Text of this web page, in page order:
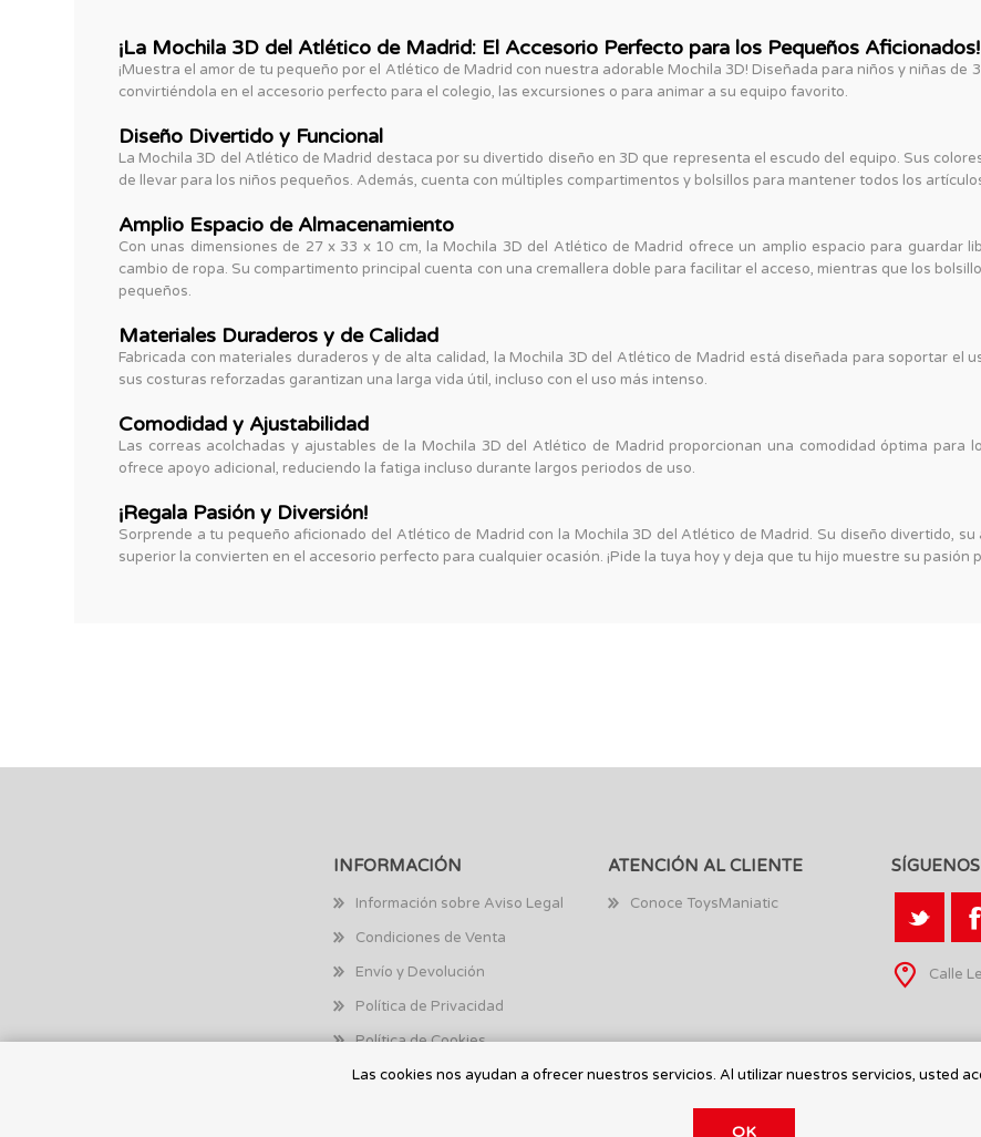
¡La Mochila 3D del Atlético de Madrid: El Accesorio Perfecto para los Pequeños Aficionados!
¡Muestra el amor de tu pequeño por el Atlético de Madrid con nuestra adorable Mochila 3D! Diseñada para niños y niñas de
convirtiéndola en el accesorio perfecto para el colegio, las excursiones o para animar a su equipo favorito.
Diseño Divertido y Funcional
La Mochila 3D del Atlético de Madrid destaca por su divertido diseño en 3D que representa el escudo del equipo. Sus
de llevar para los niños pequeños. Además, cuenta con múltiples compartimentos y bolsillos para mantener todos los
Amplio Espacio de Almacenamiento
Con unas dimensiones de 27 x 33 x 10 cm, la Mochila 3D del Atlético de Madrid ofrece un amplio espacio para guardar
cambio de ropa. Su compartimento principal cuenta con una cremallera doble para facilitar el acceso, mientras que los
pequeños.
Materiales Duraderos y de Calidad
Fabricada con materiales duraderos y de alta calidad, la Mochila 3D del Atlético de Madrid está diseñada para soportar el
sus costuras reforzadas garantizan una larga vida útil, incluso con el uso más intenso.
Comodidad y Ajustabilidad
Las correas acolchadas y ajustables de la Mochila 3D del Atlético de Madrid proporcionan una comodidad óptima para
ofrece apoyo adicional, reduciendo la fatiga incluso durante largos periodos de uso.
¡Regala Pasión y Diversión!
Sorprende a tu pequeño aficionado del Atlético de Madrid con la Mochila 3D del Atlético de Madrid. Su diseño divertido,
superior la convierten en el accesorio perfecto para cualquier ocasión. ¡Pide la tuya hoy y deja que tu hijo muestre su pasión
INFORMACIÓN
Información sobre Aviso Legal
Condiciones de Venta
Envío y Devolución
Política de Privacidad
Política de Cookies
ATENCIÓN AL CLIENTE
Conoce ToysManiatic
Calle
Las cookies nos ayudan a ofrecer nuestros servicios. Al utilizar nuestros servicios, usted
OK